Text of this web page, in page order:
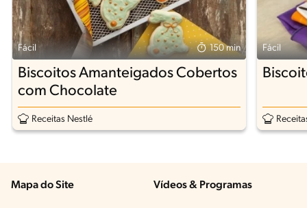
Fácil 150 min
Biscoitos Amanteigados Cobertos
com Chocolate
Receitas Nestlé
Fácil
Mapa do Site Vídeos & Programas​